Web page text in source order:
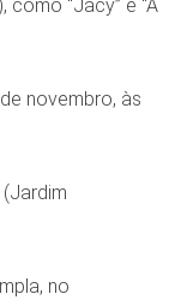
como “Jacy” e “A
novembro, às
no